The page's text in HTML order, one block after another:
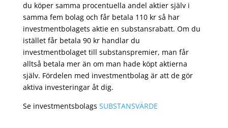
du köper samma procentuella andel aktier själv i
samma fem bolag och får betala 110 kr så har
investmentbolagets aktie en substansrabatt. Om du
istället får betala 90 kr handlar du
investmentbolaget till substanspremier, man får
alltså betala mer än om man hade köpt aktierna
själv. Fördelen med investmentbolag är att de gör
aktiva investeringar åt dig.
Se investmentsbolags SUBSTANSVÄRDE